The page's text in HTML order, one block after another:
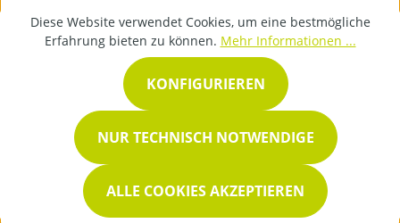
Diese Website verwendet Cookies, um eine bestmögliche
Erfahrung bieten zu können. Mehr Informationen ...
NUR TECHNISCH NOTWENDIGE
KONFIGURIEREN
ALLE COOKIES AKZEPTIEREN